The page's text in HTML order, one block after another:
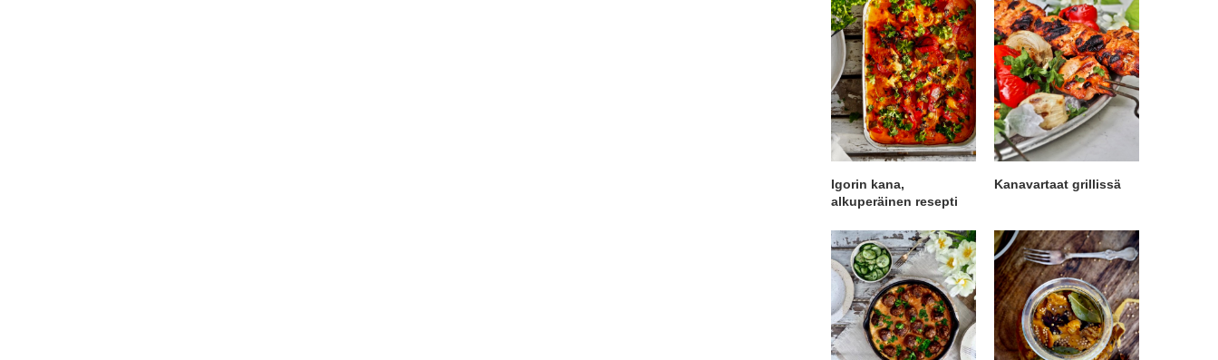
Igorin kana,
alkuperäinen resepti
Kanavartaat grillissä